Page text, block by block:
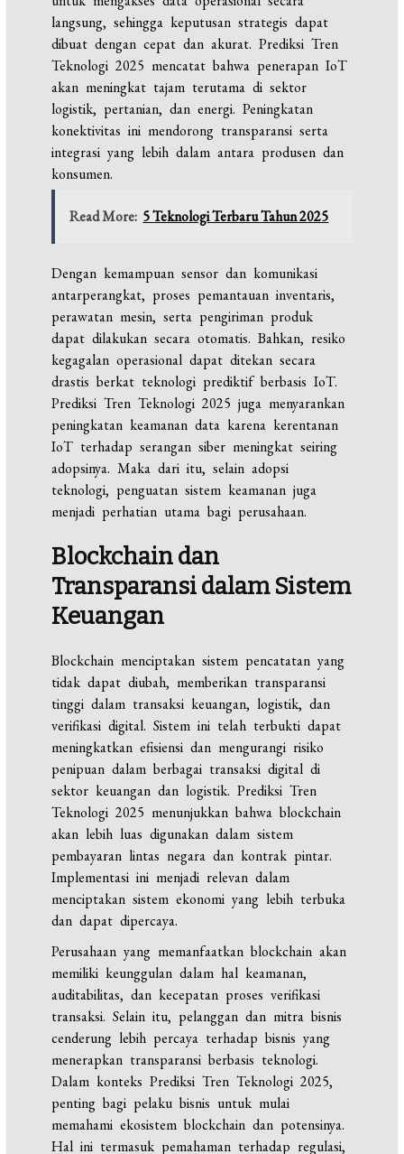
langsung, sehingga keputusan strategis dapat
dibuat dengan cepat dan akurat. Prediksi Tren
Teknologi 2025 mencatat bahwa penerapan IoT
akan meningkat tajam terutama di sektor
logistik, pertanian, dan energi. Peningkatan
konektivitas ini mendorong transparansi serta
integrasi yang lebih dalam antara produsen dan
konsumen.
Read More: 5 Teknologi Terbaru Tahun 2025
Dengan kemampuan sensor dan komunikasi
antarperangkat, proses pemantauan inventaris,
perawatan mesin, serta pengiriman produk
dapat dilakukan secara otomatis. Bahkan, resiko
kegagalan operasional dapat ditekan secara
drastis berkat teknologi prediktif berbasis IoT.
Prediksi Tren Teknologi 2025 juga menyarankan
peningkatan keamanan data karena kerentanan
IoT terhadap serangan siber meningkat seiring
adopsinya. Maka dari itu, selain adopsi
teknologi, penguatan sistem keamanan juga
menjadi perhatian utama bagi perusahaan.
Blockchain dan
Transparansi dalam Sistem
Keuangan
Blockchain menciptakan sistem pencatatan yang
tidak dapat diubah, memberikan transparansi
tinggi dalam transaksi keuangan, logistik, dan
verifikasi digital. Sistem ini telah terbukti dapat
meningkatkan efisiensi dan mengurangi risiko
penipuan dalam berbagai transaksi digital di
sektor keuangan dan logistik. Prediksi Tren
Teknologi 2025 menunjukkan bahwa blockchain
akan lebih luas digunakan dalam sistem
pembayaran lintas negara dan kontrak pintar.
Implementasi ini menjadi relevan dalam
menciptakan sistem ekonomi yang lebih terbuka
dan dapat dipercaya.
Perusahaan yang memanfaatkan blockchain akan
memiliki keunggulan dalam hal keamanan,
auditabilitas, dan kecepatan proses verifikasi
transaksi. Selain itu, pelanggan dan mitra bisnis
cenderung lebih percaya terhadap bisnis yang
menerapkan transparansi berbasis teknologi.
Dalam konteks Prediksi Tren Teknologi 2025,
penting bagi pelaku bisnis untuk mulai
memahami ekosistem blockchain dan potensinya.
Hal ini termasuk pemahaman terhadap regulasi,